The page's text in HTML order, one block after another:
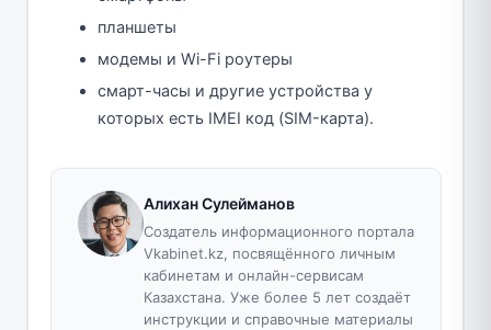
планшеты
модемы и Wi-Fi роутеры
смарт-часы и другие устройства у
которых есть IMEI код (SIM-карта).
Алихан Сулейманов
Создатель информационного портала
Vkabinet.kz, посвящённого личным
кабинетам и онлайн-сервисам
Казахстана. Уже более 5 лет создаёт
инструкции и справочные материалы